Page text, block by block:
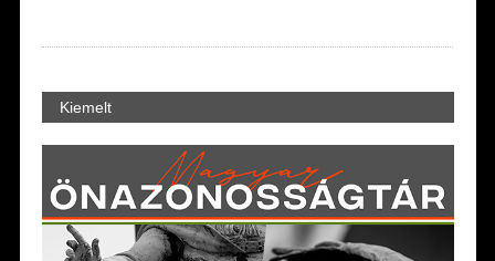
Kiemelt